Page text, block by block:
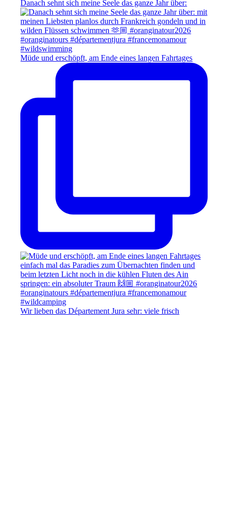
Danach sehnt sich meine Seele das ganze Jahr über:
Müde und erschöpft, am Ende eines langen Fahrtages
Wir lieben das Département Jura sehr: viele frisch